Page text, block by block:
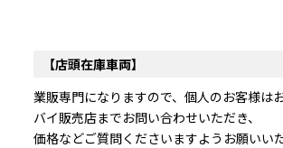
【店頭在庫車両】
業販専門になりますので、個人のお客様は
バイ販売店までお問い合わせいただき、
価格などご質問くださいますようお願いい